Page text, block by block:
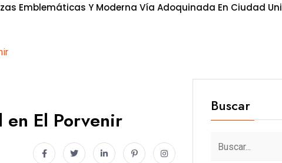
Y Moderna Vía Adoquinada En Ciudad Universitaria 8
en El Porvenir
Buscar